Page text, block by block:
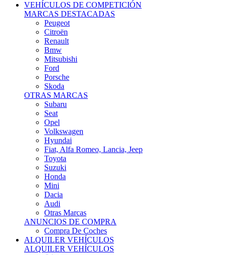
VEHÍCULOS DE COMPETICIÓN
MARCAS DESTACADAS
Peugeot
Citroën
Renault
Bmw
Mitsubishi
Ford
Porsche
Skoda
OTRAS MARCAS
Subaru
Seat
Opel
Volkswagen
Hyundai
Fiat, Alfa Romeo, Lancia, Jeep
Toyota
Suzuki
Honda
Mini
Dacia
Audi
Otras Marcas
ANUNCIOS DE COMPRA
Compra De Coches
ALQUILER VEHÍCULOS
ALQUILER VEHÍCULOS